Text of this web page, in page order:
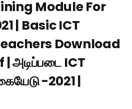
Module For
| Basic ICT
Download
அடிப்படை ICT
-2021 |